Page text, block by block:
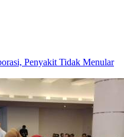
Penyakit Tidak Menular